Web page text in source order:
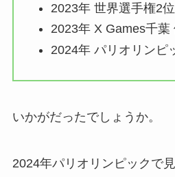
2023年 世界選手権2位
2023年 X Games千葉
2024年 パリオリンピ
いかがだったでしょうか。
2024年パリオリンピックで